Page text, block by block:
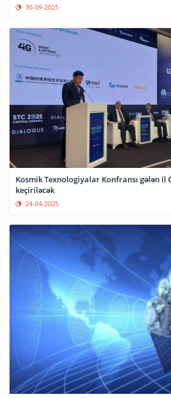
30-09-2025
Kosmik Texnologiyalar Konfransı gələn il
keçiriləcək
24-04-2025